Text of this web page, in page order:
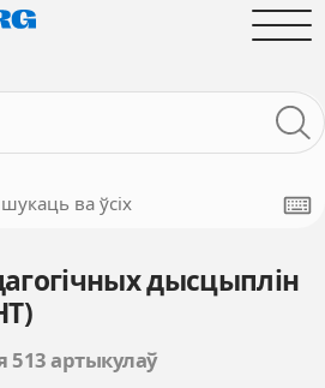
шукаць ва ўсіх
дысцыплін
513 артыкулаў